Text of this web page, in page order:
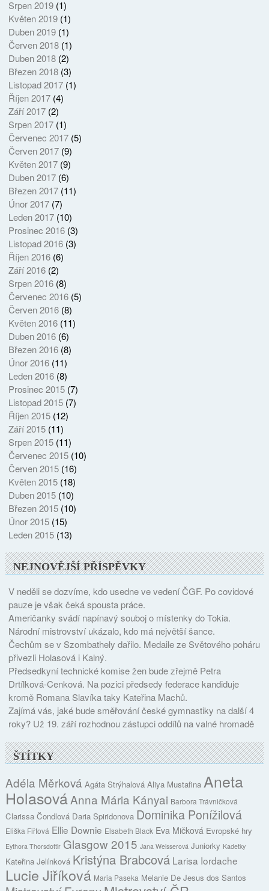
Srpen 2019(1)
Květen 2019(1)
Duben 2019(1)
Červen 2018(1)
Duben 2018(2)
Březen 2018(3)
Listopad 2017(1)
Říjen 2017(4)
Září 2017(2)
Srpen 2017(1)
Červenec 2017(5)
Červen 2017(9)
Květen 2017(9)
Duben 2017(6)
Březen 2017(11)
Únor 2017(7)
Leden 2017(10)
Prosinec 2016(3)
Listopad 2016(3)
Říjen 2016(6)
Září 2016(2)
Srpen 2016(8)
Červenec 2016(5)
Červen 2016(8)
Květen 2016(11)
Duben 2016(6)
Březen 2016(8)
Únor 2016(11)
Leden 2016(8)
Prosinec 2015(7)
Listopad 2015(7)
Říjen 2015(12)
Září 2015(11)
Srpen 2015(11)
Červenec 2015(10)
Červen 2015(16)
Květen 2015(18)
Duben 2015(10)
Březen 2015(10)
Únor 2015(15)
Leden 2015(13)
NEJNOVĚJŠÍ PŘÍSPĚVKY
V neděli se dozvíme, kdo usedne ve vedení ČGF. Po covidové
pauze je však čeká spousta práce.
Američanky svádí napínavý souboj o místenky do Tokia.
Národní mistrovství ukázalo, kdo má největší šance.
Čechům se v Szombathely dařilo. Medaile ze Světového poháru
přivezli Holasová i Kalný.
Předsedkyní technické komise žen bude zřejmě Petra
Drtílková-Cenková. Na pozici předsedy federace kandiduje
kromě Romana Slavíka taky Kateřina Machů.
Zajímá vás, jaké bude směřování české gymnastiky na další 4
roky? Už 19. září rozhodnou zástupci oddílů na valné hromadě
ŠTÍTKY
Adéla Měrková Agáta Strýhalová Aliya Mustafina Aneta
HolasováAnna Mária Kányai Barbora Trávničková
Clarissa Čondlová Daria Spiridonova Dominika Ponížilová
Eliška Fiřtová Ellie Downie Elsabeth Black Eva Mičková Evropské hry
Eythora Thorsdottir Glasgow 2015 Jana Weisserová Juniorky Kadetky
Kateřina Jelínková Kristýna Brabcová Larisa Iordache
Lucie Jiříková Maria Paseka Melanie De Jesus dos Santos